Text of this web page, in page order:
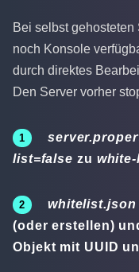
Bei selbst gehosteten
noch Konsole
durch direktes
Den Server vorher
list=false zu
whitelist.json
(oder erstellen)
Objekt mit UUID